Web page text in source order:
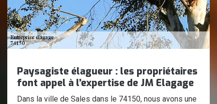
Paysagiste élagueur : les propriétaires
font appel à l’expertise de JM Elagage
Dans la ville de Sales dans le 74150, nous avons une